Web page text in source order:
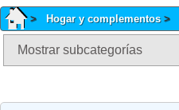
Hogar y complementos
Mostrar subcategorías